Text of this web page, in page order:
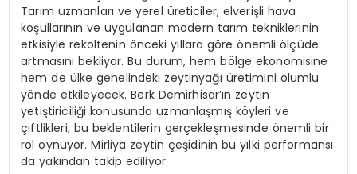
Tarım uzmanları ve yerel üreticiler, elverişli hava
koşullarının ve uygulanan modern tarım tekniklerinin
etkisiyle rekoltenin önceki yıllara göre önemli ölçüde
artmasını bekliyor. Bu durum, hem bölge ekonomisine
hem de ülke genelindeki zeytinyağı üretimini olumlu
yönde etkileyecek. Berk Demirhisar’ın zeytin
yetiştiriciliği konusunda uzmanlaşmış köyleri ve
çiftlikleri, bu beklentilerin gerçekleşmesinde önemli bir
rol oynuyor. Mirliya zeytin çeşidinin bu yılki performansı
da yakından takip ediliyor.